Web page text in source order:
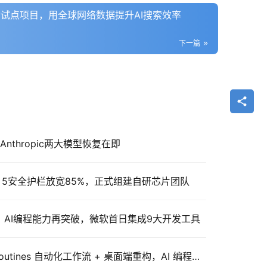
点项目，用全球网络数据提升AI搜索效率
下一篇
两大模型恢复在即
全护栏放宽85%，正式组建自研芯片团队
编程能力再突破，微软首日集成9大开发工具
Claude Code 重磅升级：Routines 自动化工作流 + 桌面端重构，AI 编程进入”7×24小时替你打工”时代